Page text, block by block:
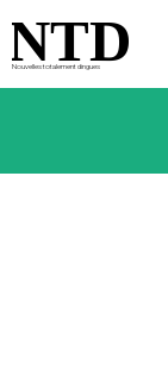
Nouvelles totalement dingues
NTD